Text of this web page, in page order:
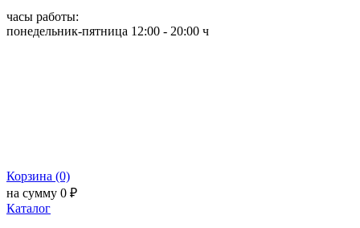
часы работы:
понедельник-пятница 12:00 - 20:00 ч
Корзина (0)
на сумму 0 ₽
Каталог